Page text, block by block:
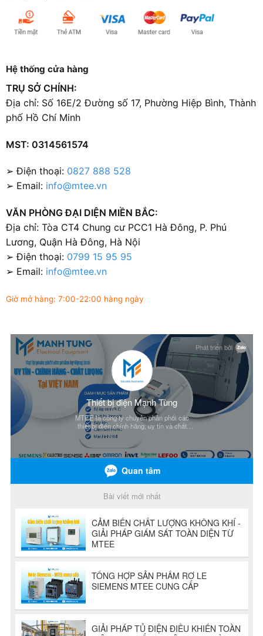
Hệ thống cửa hàng
TRỤ SỞ CHÍNH:
Địa chỉ: Số 16E/2 Đường số 17, Phường Hiệp Bình, Thành
phố Hồ Chí Minh
MST: 0314561574
➢ Điện thoại: 0827 888 528
➢ Email: info@mtee.vn
VĂN PHÒNG ĐẠI DIỆN MIỀN BẮC:
Địa chỉ: Tòa CT4 Chung cư PCC1 Hà Đông, P. Phú
Lương, Quận Hà Đông, Hà Nội
➢ Điện thoại: 0799 15 95 95
➢ Email: info@mtee.vn
Giờ mở hàng: 7:00-22:00 hàng ngày